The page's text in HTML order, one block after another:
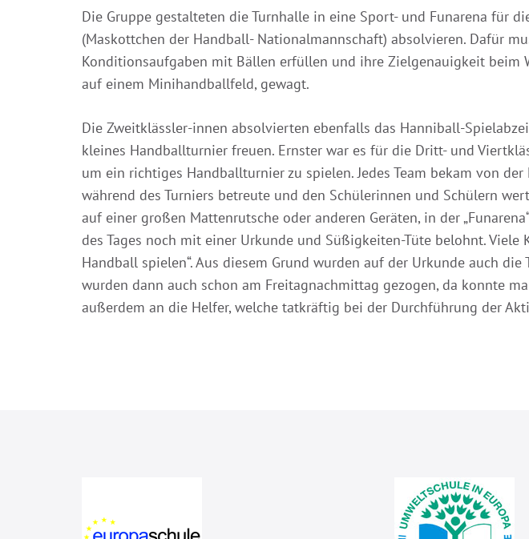
Die Gruppe gestalteten die Turnhalle in eine Sport- und Funarena für
(Maskottchen der Handball- Nationalmannschaft) absolvieren. Dafür
Konditionsaufgaben mit Bällen erfüllen und ihre Zielgenauigkeit beim
auf einem Minihandballfeld, gewagt.
Die Zweitklässler-innen absolvierten ebenfalls das Hanniball-
kleines Handballturnier freuen. Ernster war es für die Dritt- und
um ein richtiges Handballturnier zu spielen. Jedes Team bekam von
während des Turniers betreute und den Schülerinnen und Schülern
auf einer großen Mattenrutsche oder anderen Geräten, in der
des Tages noch mit einer Urkunde und Süßigkeiten-Tüte belohnt. Viele
Handball spielen“. Aus diesem Grund wurden auf der Urkunde auch
wurden dann auch schon am Freitagnachmittag gezogen, da konnte
außerdem an die Helfer, welche tatkräftig bei der Durchführung der